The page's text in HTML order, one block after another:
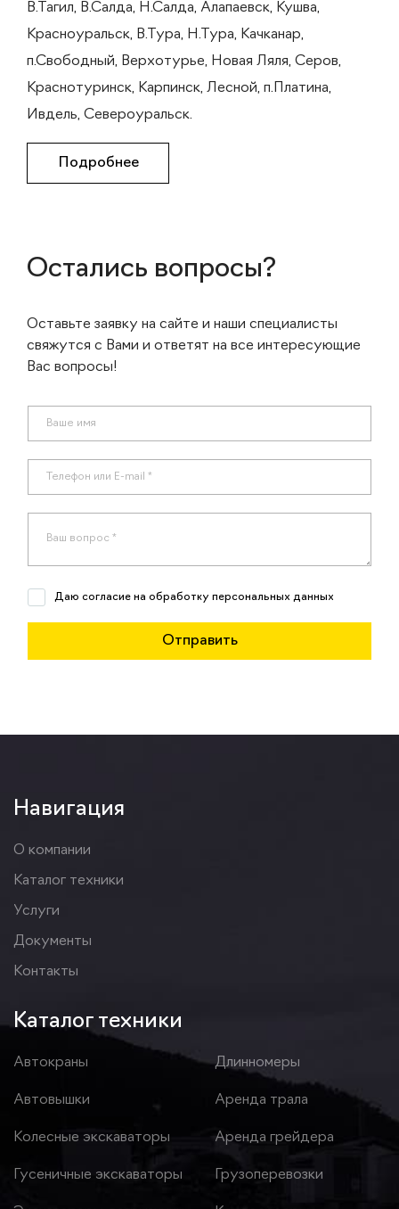
В.Тагил, В.Салда, Н.Салда, Алапаевск, Кушва,
Красноуральск, В.Тура, Н.Тура, Качканар,
п.Свободный, Верхотурье, Новая Ляля, Серов,
Краснотуринск, Карпинск, Лесной, п.Платина,
Ивдель, Североуральск.
Подробнее
Остались вопросы?
Оставьте заявку на сайте и наши специалисты
свяжутся с Вами и ответят на все интересующие
Вас вопросы!
Даю согласие на обработку персональных данных
Навигация
О компании
Каталог техники
Услуги
Документы
Контакты
Каталог техники
Автокраны
Автовышки
Колесные экскаваторы
Гусеничные экскаваторы
Длинномеры
Аренда трала
Аренда грейдера
Грузоперевозки